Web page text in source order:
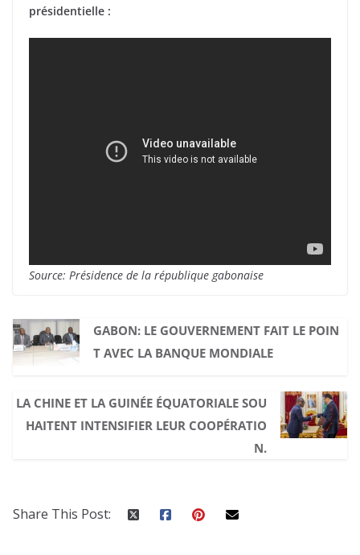
présidentielle :
Source: Présidence de la république gabonaise
GABON: LE GOUVERNEMENT FAIT LE POIN
T AVEC LA BANQUE MONDIALE
LA CHINE ET LA GUINÉE ÉQUATORIALE SOU
HAITENT INTENSIFIER LEUR COOPÉRATIO
N.
Share This Post: